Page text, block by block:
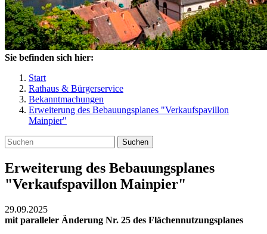
Sie befinden sich hier:
Start
Rathaus & Bürgerservice
Bekanntmachungen
Erweiterung des Bebauungsplanes "Verkaufspavillon
Mainpier"
Suchen
Erweiterung des Bebauungsplanes
"Verkaufspavillon Mainpier"
29.09.2025
mit paralleler Änderung Nr. 25 des Flächennutzungsplanes